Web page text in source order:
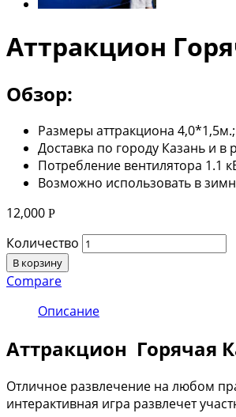
Аттракцион
Обзор:
Размеры аттракциона 4,0*1,5м.;
Доставка по городу Казань и
Потребление вентилятора 1.1
Возможно использовать в
12,000 Р
Количество
В корзину
Compare
Описание
Аттракцион Горячая
Отличное развлечение на любом
интерактивная игра развлечет